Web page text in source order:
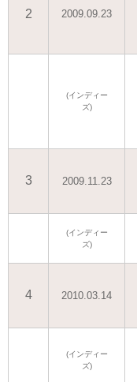
2 2009.09.23
(インディー
ズ)
3 2009.11.23
(インディー
ズ)
4 2010.03.14
(インディー
ズ)